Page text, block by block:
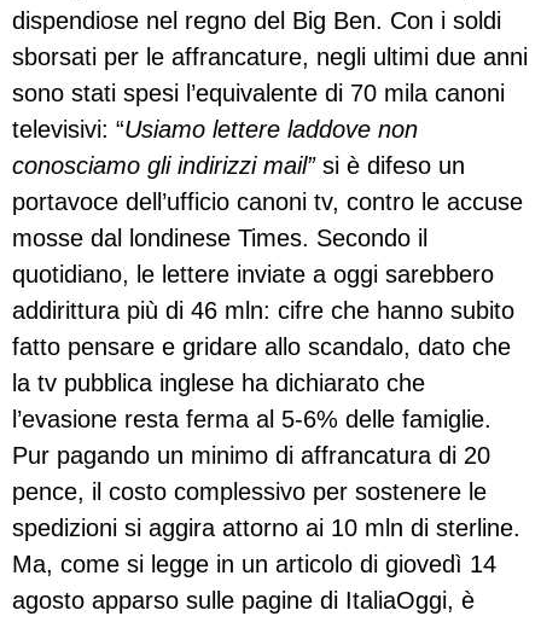
dispendiose nel regno del Big Ben. Con i soldi
sborsati per le affrancature, negli ultimi due anni
sono stati spesi l’equivalente di 70 mila canoni
televisivi: “Usiamo lettere laddove non
conosciamo gli indirizzi mail”si è difeso un
portavoce dell’ufficio canoni tv, contro le accuse
mosse dal londinese Times. Secondo il
quotidiano, le lettere inviate a oggi sarebbero
addirittura più di 46 mln: cifre che hanno subito
fatto pensare e gridare allo scandalo, dato che
la tv pubblica inglese ha dichiarato che
l’evasione resta ferma al 5-6% delle famiglie.
Pur pagando un minimo di affrancatura di 20
pence, il costo complessivo per sostenere le
spedizioni si aggira attorno ai 10 mln di sterline.
Ma, come si legge in un articolo di giovedì 14
agosto apparso sulle pagine di ItaliaOggi, è